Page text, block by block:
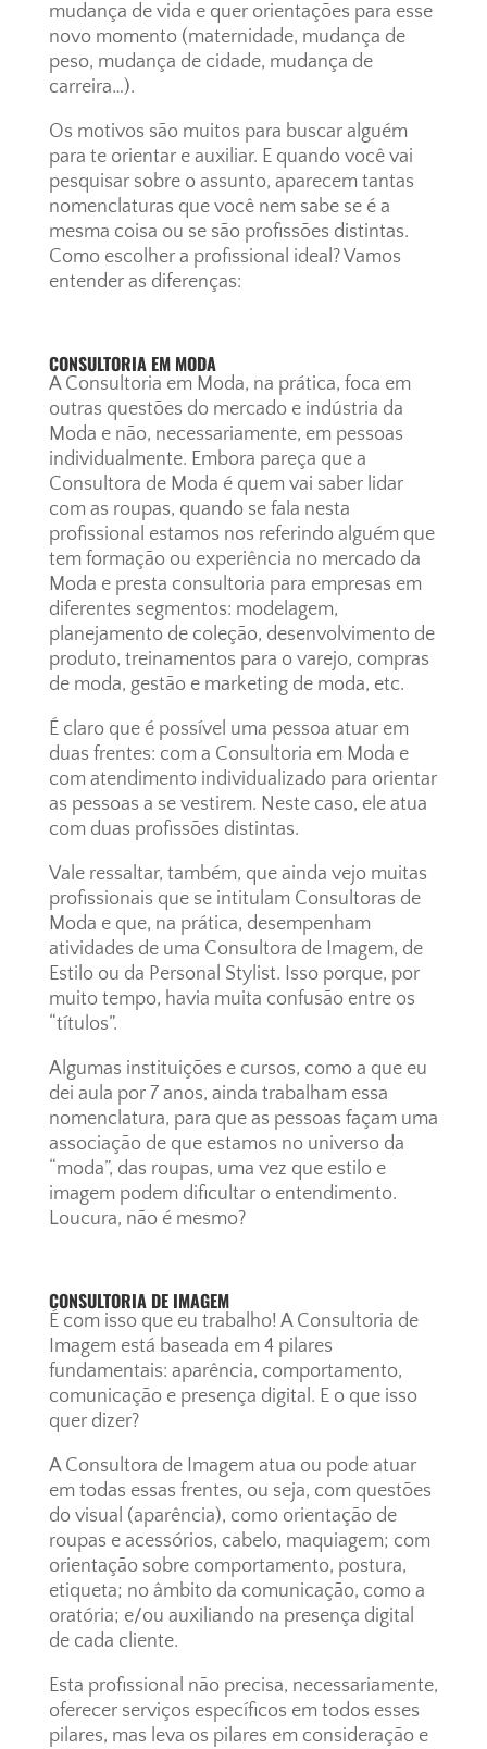
mudança de vida e quer orientações para esse
novo momento (maternidade, mudança de
peso, mudança de cidade, mudança de
carreira…).
Os motivos são muitos para buscar alguém
para te orientar e auxiliar. E quando você vai
pesquisar sobre o assunto, aparecem tantas
nomenclaturas que você nem sabe se é a
mesma coisa ou se são profissões distintas.
Como escolher a profissional ideal? Vamos
entender as diferenças:
CONSULTORIA EM MODA
A Consultoria em Moda, na prática, foca em
outras questões do mercado e indústria da
Moda e não, necessariamente, em pessoas
individualmente. Embora pareça que a
Consultora de Moda é quem vai saber lidar
com as roupas, quando se fala nesta
profissional estamos nos referindo alguém que
tem formação ou experiência no mercado da
Moda e presta consultoria para empresas em
diferentes segmentos: modelagem,
planejamento de coleção, desenvolvimento de
produto, treinamentos para o varejo, compras
de moda, gestão e marketing de moda, etc.
É claro que é possível uma pessoa atuar em
duas frentes: com a Consultoria em Moda e
com atendimento individualizado para orientar
as pessoas a se vestirem. Neste caso, ele atua
com duas profissões distintas.
Vale ressaltar, também, que ainda vejo muitas
profissionais que se intitulam Consultoras de
Moda e que, na prática, desempenham
atividades de uma Consultora de Imagem, de
Estilo ou da Personal Stylist. Isso porque, por
muito tempo, havia muita confusão entre os
“títulos”.
Algumas instituições e cursos, como a que eu
dei aula por 7 anos, ainda trabalham essa
nomenclatura, para que as pessoas façam uma
associação de que estamos no universo da
“moda”, das roupas, uma vez que estilo e
imagem podem dificultar o entendimento.
Loucura, não é mesmo?
CONSULTORIA DE IMAGEM
É com isso que eu trabalho! A Consultoria de
Imagem está baseada em 4 pilares
fundamentais: aparência, comportamento,
comunicação e presença digital. E o que isso
quer dizer?
A Consultora de Imagem atua ou pode atuar
em todas essas frentes, ou seja, com questões
do visual (aparência), como orientação de
roupas e acessórios, cabelo, maquiagem; com
orientação sobre comportamento, postura,
etiqueta; no âmbito da comunicação, como a
oratória; e/ou auxiliando na presença digital
de cada cliente.
Esta profissional não precisa, necessariamente,
oferecer serviços específicos em todos esses
pilares, mas leva os pilares em consideração e